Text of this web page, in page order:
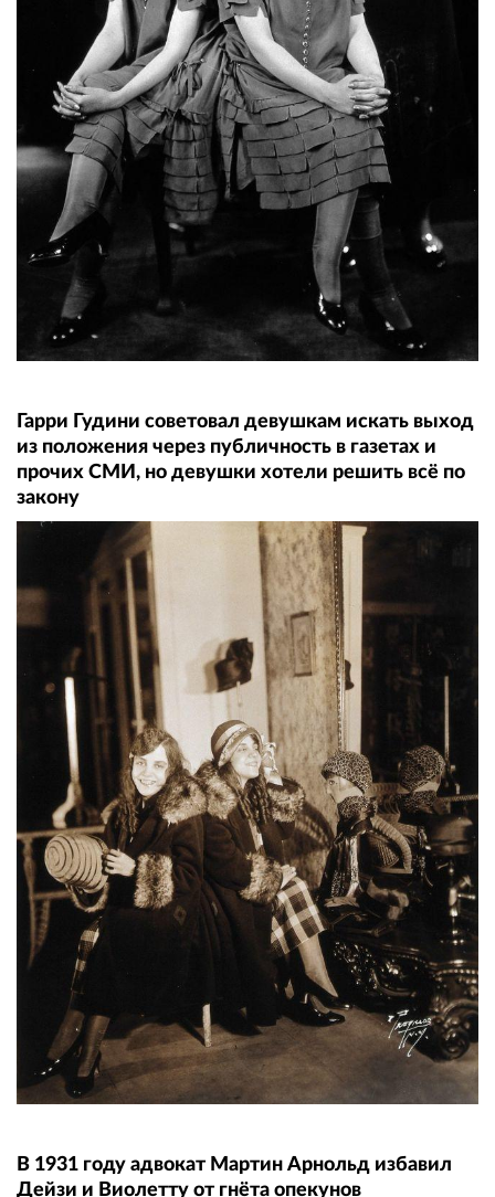
Гарри Гудини советовал девушкам искать выход
из положения через публичность в газетах и
прочих СМИ, но девушки хотели решить всё по
закону
В 1931 году адвокат Мартин Арнольд избавил
Дейзи и Виолетту от гнёта опекунов